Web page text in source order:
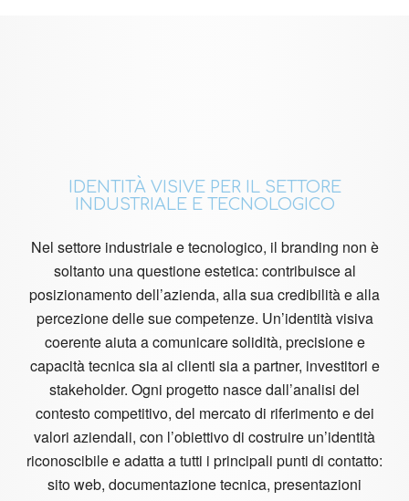
IDENTITÀ VISIVE PER IL SETTORE
INDUSTRIALE E TECNOLOGICO
Nel settore industriale e tecnologico, il branding non è
soltanto una questione estetica: contribuisce al
posizionamento dell’azienda, alla sua credibilità e alla
percezione delle sue competenze. Un’identità visiva
coerente aiuta a comunicare solidità, precisione e
capacità tecnica sia ai clienti sia a partner, investitori e
stakeholder. Ogni progetto nasce dall’analisi del
contesto competitivo, del mercato di riferimento e dei
valori aziendali, con l’obiettivo di costruire un’identità
riconoscibile e adatta a tutti i principali punti di contatto:
sito web, documentazione tecnica, presentazioni